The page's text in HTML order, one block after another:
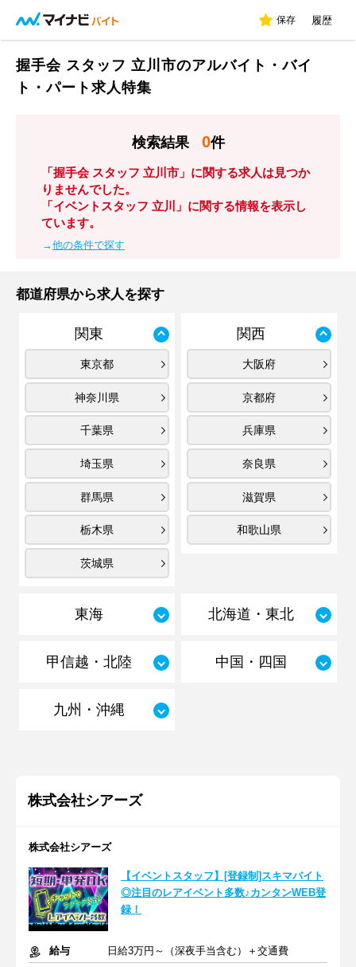
保存 履歴
握手会 スタッフ 立川市のアルバイト・バイ
ト・パート求人特集
検索結果 0件
「握手会 スタッフ 立川市」に関する求人は見つか
りませんでした。
「イベントスタッフ 立川」に関する情報を表示し
ています。
→他の条件で探す
都道府県から求人を探す
関東
東京都
神奈川県
千葉県
埼玉県
群馬県
栃木県
茨城県
関西
大阪府
京都府
兵庫県
奈良県
滋賀県
和歌山県
東海 北海道・東北
甲信越・北陸 中国・四国
九州・沖縄
株式会社シアーズ
株式会社シアーズ
【イベントスタッフ】[登録制]スキマバイト
◎注目のレアイベント多数♪カンタンWEB登
録！
給与
日給3万円～（深夜手当含む）＋交通費